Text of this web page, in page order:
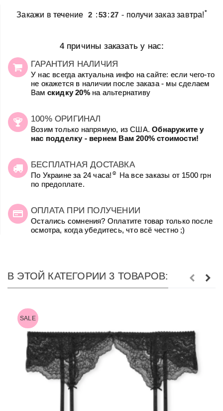
Закажи в течение 2 :53:27 - получи заказ завтра!*
4 причины заказать у нас:
ГАРАНТИЯ НАЛИЧИЯ
У нас всегда актуальна инфо на сайте: если чего-то
не окажется в наличии после заказа - мы сделаем
Вам скидку 20%на альтернативу
100% ОРИГИНАЛ
Возим только напрямую, из США.Обнаружите у
нас подделку - вернем Вам 200% стоимости!
БЕСПЛАТНАЯ ДОСТАВКА
По Украине за 24 часа! ☺
На все заказы от 1500 грн
по предоплате.
ОПЛАТА ПРИ ПОЛУЧЕНИИ
Остались сомнения? Оплатите товар только после
осмотра, когда убедитесь, что всё честно ;)
В ЭТОЙ КАТЕГОРИИ 3 ТОВАРОВ:
SALE